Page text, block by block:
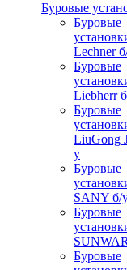
Буровые
Буровые
Lechner
Буровые
Liebherr
Буровые
LiuGong
у
Буровые
SANY б/
Буровые
Буровые